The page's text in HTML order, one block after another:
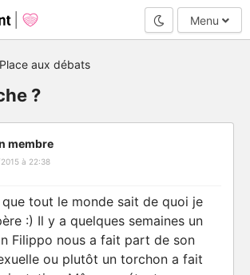
Mode nuit
Menu
Place aux débats
?
membre
à 22:38
que tout le monde sait de quoi je
:) Il y a quelques semaines un
Filippo nous a fait part de son
ou plutôt un torchon a fait